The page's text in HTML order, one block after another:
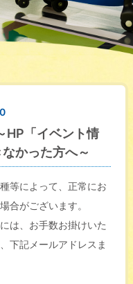
「イベント情
かった方へ～
等によって、正常にお
合がございます。
は、お手数お掛けいた
下記メールアドレスま